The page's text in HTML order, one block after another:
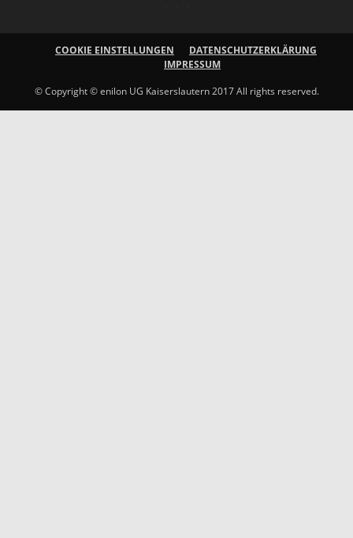
COOKIE EINSTELLUNGEN
DATENSCHUTZERKLÄRUNG
IMPRESSUM
© Copyright © enilon UG Kaiserslautern 2017 All rights reserved.